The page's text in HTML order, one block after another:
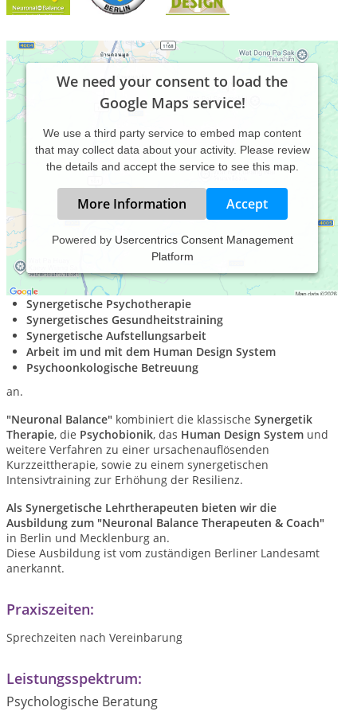
We need your consent to load the
Google Maps service!
We use a third party service to embed map content
that may collect data about your activity. Please review
the details and accept the service to see this map.
More Information Accept
Powered by Usercentrics Consent Management
Platform
In unserer Gemeinschaftspraxis bieten wir mit
Balance"
Synergetische Psychotherapie
Synergetisches Gesundheitstraining
Synergetische Aufstellungsarbeit
Arbeit im und mit dem Human Design System
Psychoonkologische Betreuung
an.
"Neuronal Balance" kombiniert die klassische Synergetik
Therapie, die Psychobionik, das Human Design System und
weitere Verfahren zu einer ursachenauflösenden
Kurzzeittherapie, sowie zu einem synergetischen
Intensivtraining zur Erhöhung der Resilienz.
Als Synergetische Lehrtherapeuten bieten wir die
Ausbildung zum "Neuronal Balance Therapeuten & Coach"
in Berlin und Mecklenburg an.
Diese Ausbildung ist vom zuständigen Berliner Landesamt
anerkannt.
Praxiszeiten:
Sprechzeiten nach Vereinbarung
Leistungsspektrum:
Psychologische Beratung